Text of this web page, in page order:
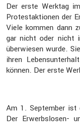
Der erste Werktag
Protest­ak­tionen der
Viele kommen dann
gar nicht oder nicht
überwiesen wurde.
ihren
können. Der erste
Am 1. September
Der Erwerbs­losen-